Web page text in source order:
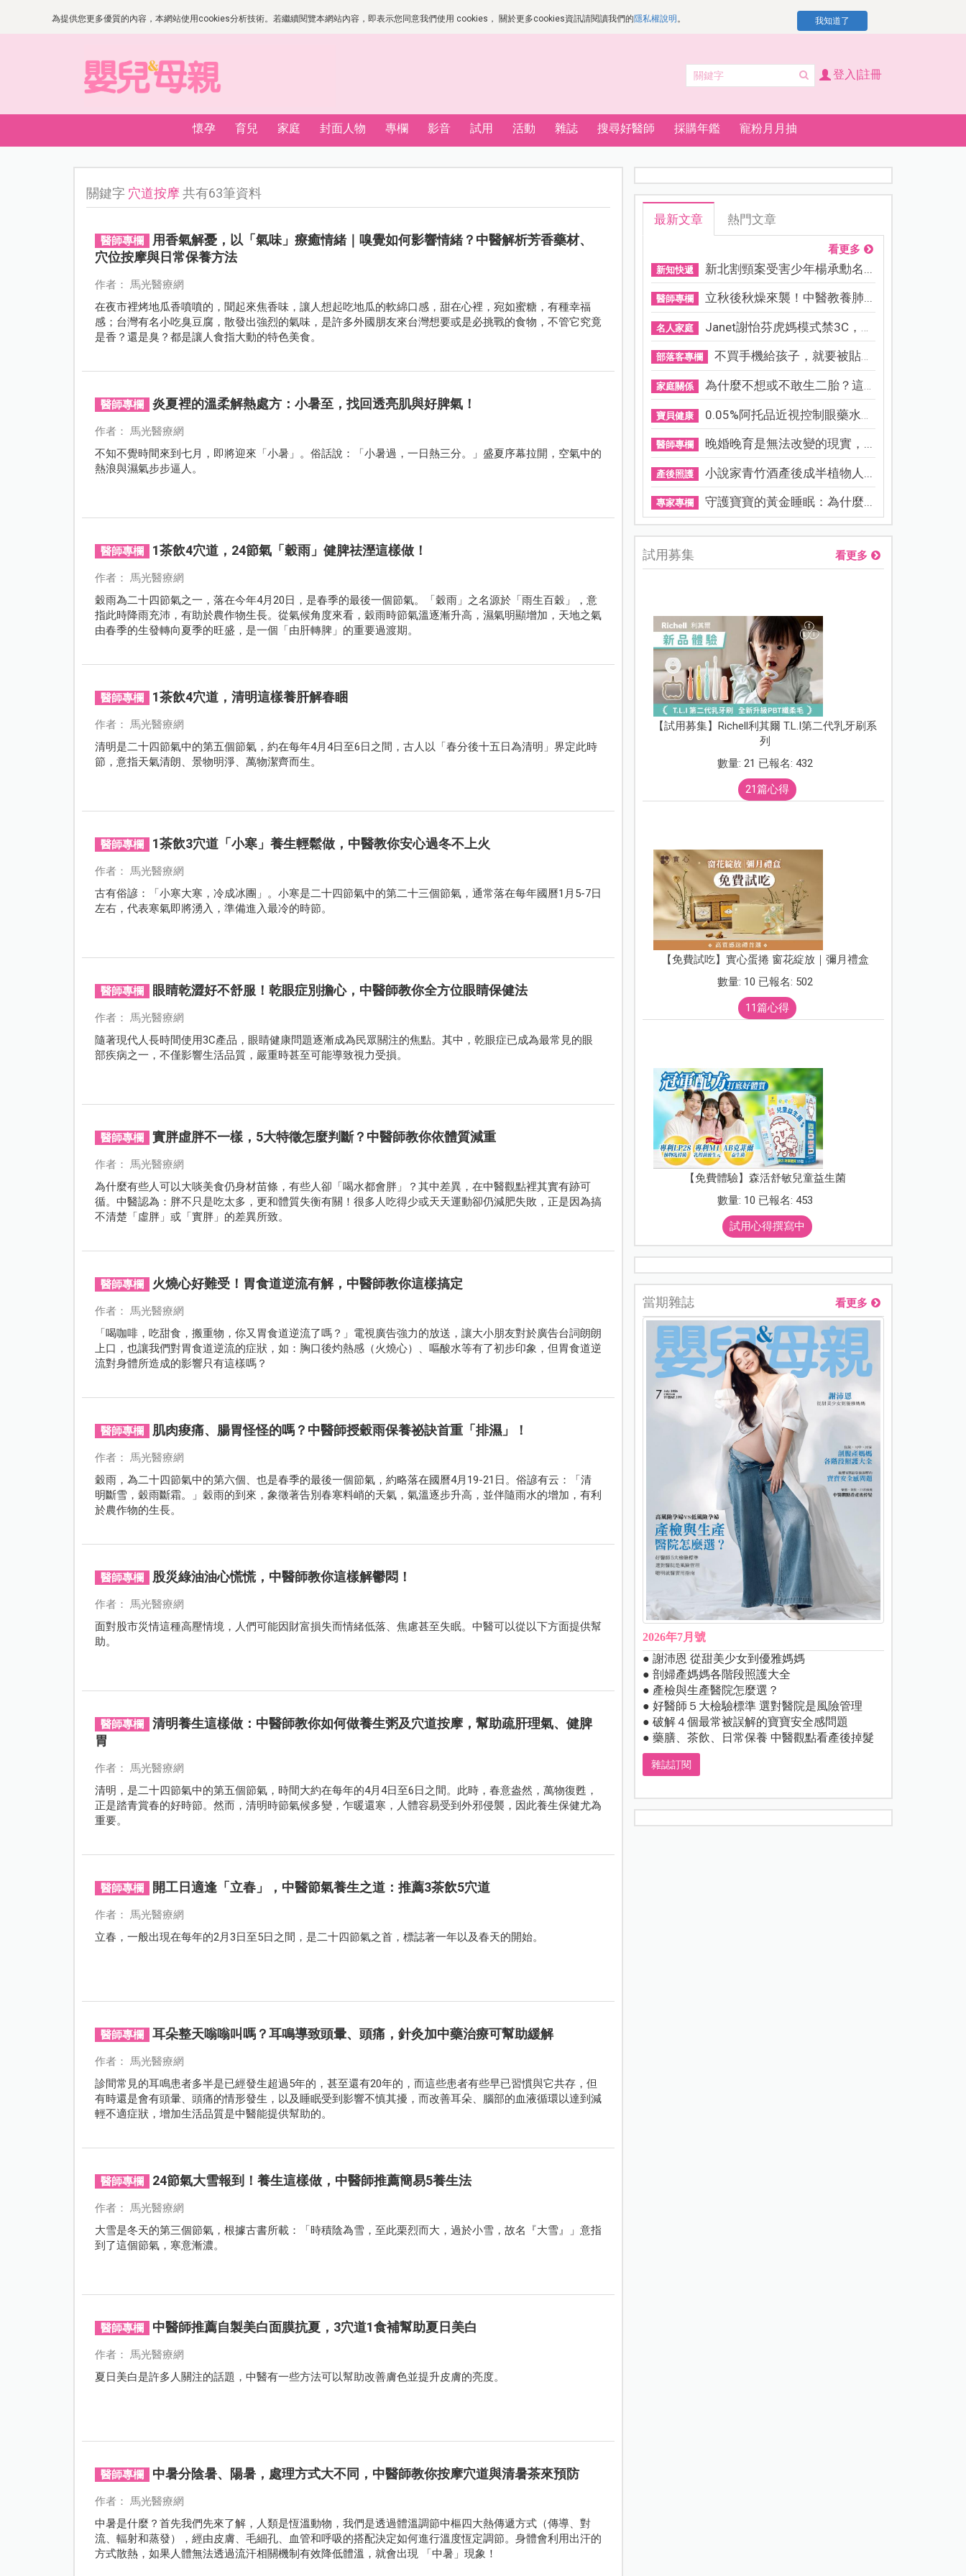
為提供您更多優質的內容，本網站使用cookies分析技術。若繼續閱覽本網站內容，即表示您同意我們使用 cookies， 關於更多cookies資訊請閱讀我們的隱私權說明 。 我知道了
登入|註冊
懷孕 育兒 家庭 封面人物 專欄 影音 試用 活動 雜誌 搜尋好醫師 採購年鑑 寵粉月月抽
關鍵字 穴道按摩 共有63筆資料
醫師專欄
用香氣解憂，以「氣味」療癒情緒｜嗅覺如何影響情緒？中醫解析芳香藥材、
穴位按摩與日常保養方法
作者： 馬光醫療網
在夜市裡烤地瓜香噴噴的，聞起來焦香味，讓人想起吃地瓜的軟綿口感，甜在心裡，宛如蜜糖，有種幸福
感；台灣有名小吃臭豆腐，散發出強烈的氣味，是許多外國朋友來台灣想要或是必挑戰的食物，不管它究竟
是香？還是臭？都是讓人食指大動的特色美食。
醫師專欄 炎夏裡的溫柔解熱處方：小暑至，找回透亮肌與好脾氣！
作者： 馬光醫療網
不知不覺時間來到七月，即將迎來「小暑」。俗話說：「小暑過，一日熱三分。」盛夏序幕拉開，空氣中的
熱浪與濕氣步步逼人。
醫師專欄 1茶飲4穴道，24節氣「穀雨」健脾祛溼這樣做！
作者： 馬光醫療網
穀雨為二十四節氣之一，落在今年4月20日，是春季的最後一個節氣。「穀雨」之名源於「雨生百穀」，意
指此時降雨充沛，有助於農作物生長。從氣候角度來看，穀雨時節氣溫逐漸升高，濕氣明顯增加，天地之氣
由春季的生發轉向夏季的旺盛，是一個「由肝轉脾」的重要過渡期。
醫師專欄 1茶飲4穴道，清明這樣養肝解春睏
作者： 馬光醫療網
清明是二十四節氣中的第五個節氣，約在每年4月4日至6日之間，古人以「春分後十五日為清明」界定此時
節，意指天氣清朗、景物明淨、萬物潔齊而生。
醫師專欄 1茶飲3穴道「小寒」養生輕鬆做，中醫教你安心過冬不上火
作者： 馬光醫療網
古有俗諺：「小寒大寒，冷成冰團」。小寒是二十四節氣中的第二十三個節氣，通常落在每年國曆1月5-7日
左右，代表寒氣即將湧入，準備進入最冷的時節。
醫師專欄 眼睛乾澀好不舒服！乾眼症別擔心，中醫師教你全方位眼睛保健法
作者： 馬光醫療網
隨著現代人長時間使用3C產品，眼睛健康問題逐漸成為民眾關注的焦點。其中，乾眼症已成為最常見的眼
部疾病之一，不僅影響生活品質，嚴重時甚至可能導致視力受損。
醫師專欄 實胖虛胖不一樣，5大特徵怎麼判斷？中醫師教你依體質減重
作者： 馬光醫療網
為什麼有些人可以大啖美食仍身材苗條，有些人卻「喝水都會胖」？其中差異，在中醫觀點裡其實有跡可
循。中醫認為：胖不只是吃太多，更和體質失衡有關！很多人吃得少或天天運動卻仍減肥失敗，正是因為搞
不清楚「虛胖」或「實胖」的差異所致。
醫師專欄 火燒心好難受！胃食道逆流有解，中醫師教你這樣搞定
作者： 馬光醫療網
「喝咖啡，吃甜食，搬重物，你又胃食道逆流了嗎？」電視廣告強力的放送，讓大小朋友對於廣告台詞朗朗
上口，也讓我們對胃食道逆流的症狀，如：胸口後灼熱感（火燒心）、嘔酸水等有了初步印象，但胃食道逆
流對身體所造成的影響只有這樣嗎？
醫師專欄 肌肉痠痛、腸胃怪怪的嗎？中醫師授穀雨保養祕訣首重「排濕」！
作者： 馬光醫療網
穀雨，為二十四節氣中的第六個、也是春季的最後一個節氣，約略落在國曆4月19-21日。俗諺有云：「清
明斷雪，穀雨斷霜。」穀雨的到來，象徵著告別春寒料峭的天氣，氣溫逐步升高，並伴隨雨水的增加，有利
於農作物的生長。
醫師專欄 股災綠油油心慌慌，中醫師教你這樣解鬱悶！
作者： 馬光醫療網
面對股市災情這種高壓情境，人們可能因財富損失而情緒低落、焦慮甚至失眠。中醫可以從以下方面提供幫
助。
醫師專欄
清明養生這樣做：中醫師教你如何做養生粥及穴道按摩，幫助疏肝理氣、健脾
胃
作者： 馬光醫療網
清明，是二十四節氣中的第五個節氣，時間大約在每年的4月4日至6日之間。此時，春意盎然，萬物復甦，
正是踏青賞春的好時節。然而，清明時節氣候多變，乍暖還寒，人體容易受到外邪侵襲，因此養生保健尤為
重要。
醫師專欄 開工日適逢「立春」，中醫節氣養生之道：推薦3茶飲5穴道
作者： 馬光醫療網
立春，一般出現在每年的2月3日至5日之間，是二十四節氣之首，標誌著一年以及春天的開始。
醫師專欄 耳朵整天嗡嗡叫嗎？耳鳴導致頭暈、頭痛，針灸加中藥治療可幫助緩解
作者： 馬光醫療網
診間常見的耳鳴患者多半是已經發生超過5年的，甚至還有20年的，而這些患者有些早已習慣與它共存，但
有時還是會有頭暈、頭痛的情形發生，以及睡眠受到影響不慎其擾，而改善耳朵、腦部的血液循環以達到減
輕不適症狀，增加生活品質是中醫能提供幫助的。
醫師專欄 24節氣大雪報到！養生這樣做，中醫師推薦簡易5養生法
作者： 馬光醫療網
大雪是冬天的第三個節氣，根據古書所載：「時積陰為雪，至此栗烈而大，過於小雪，故名『大雪』」意指
到了這個節氣，寒意漸濃。
醫師專欄 中醫師推薦自製美白面膜抗夏，3穴道1食補幫助夏日美白
作者： 馬光醫療網
夏日美白是許多人關注的話題，中醫有一些方法可以幫助改善膚色並提升皮膚的亮度。
醫師專欄 中暑分陰暑、陽暑，處理方式大不同，中醫師教你按摩穴道與清暑茶來預防
作者： 馬光醫療網
中暑是什麼？首先我們先來了解，人類是恆溫動物，我們是透過體溫調節中樞四大熱傳遞方式（傳導、對
流、輻射和蒸發），經由皮膚、毛細孔、血管和呼吸的搭配決定如何進行溫度恆定調節。身體會利用出汗的
方式散熱，如果人體無法透過流汗相關機制有效降低體溫，就會出現 「中暑」現象！
最新文章 熱門文章
看更多
新知快遞 新北割頸案受害少年楊承勳名...
醫師專欄 立秋後秋燥來襲！中醫教養肺...
名人家庭 Janet謝怡芬虎媽模式禁3C，看...
部落客專欄 不買手機給孩子，就要被貼「...
家庭關係 為什麼不想或不敢生二胎？這8...
寶貝健康 0.05%阿托品近視控制眼藥水納...
醫師專欄 晚婚晚育是無法改變的現實，...
產後照護 小說家青竹酒產後成半植物人...
專家專欄 守護寶寶的黃金睡眠：為什麼...
試用募集 看更多
【試用募集】Richell利其爾 T.L.I第二代乳牙刷系
列
數量: 21 已報名: 432
21篇心得
【免費試吃】實心蛋捲 窗花綻放｜彌月禮盒
數量: 10 已報名: 502
11篇心得
【免費體驗】森活舒敏兒童益生菌
數量: 10 已報名: 453
試用心得撰寫中
當期雜誌 看更多
2026年7月號
● 謝沛恩 從甜美少女到優雅媽媽
● 剖婦產媽媽各階段照護大全
● 產檢與生產醫院怎麼選？
● 好醫師５大檢驗標準 選對醫院是風險管理
● 破解４個最常被誤解的寶寶安全感問題
● 藥膳、茶飲、日常保養 中醫觀點看產後掉髮
雜誌訂閱